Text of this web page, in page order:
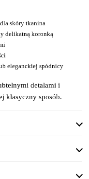
skóry tkanina
delikatną koronką
eleganckiej spódnicy
detalami i
klasyczny sposób.